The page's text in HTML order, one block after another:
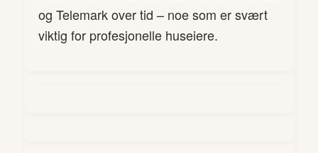
og Telemark over tid – noe som er svært
viktig for profesjonelle huseiere.